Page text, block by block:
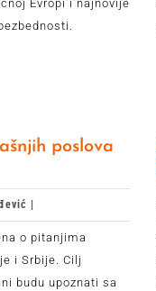
Evropi i najnovije
poslova
|
o pitanjima
i Srbije. Cilj
budu upoznati sa